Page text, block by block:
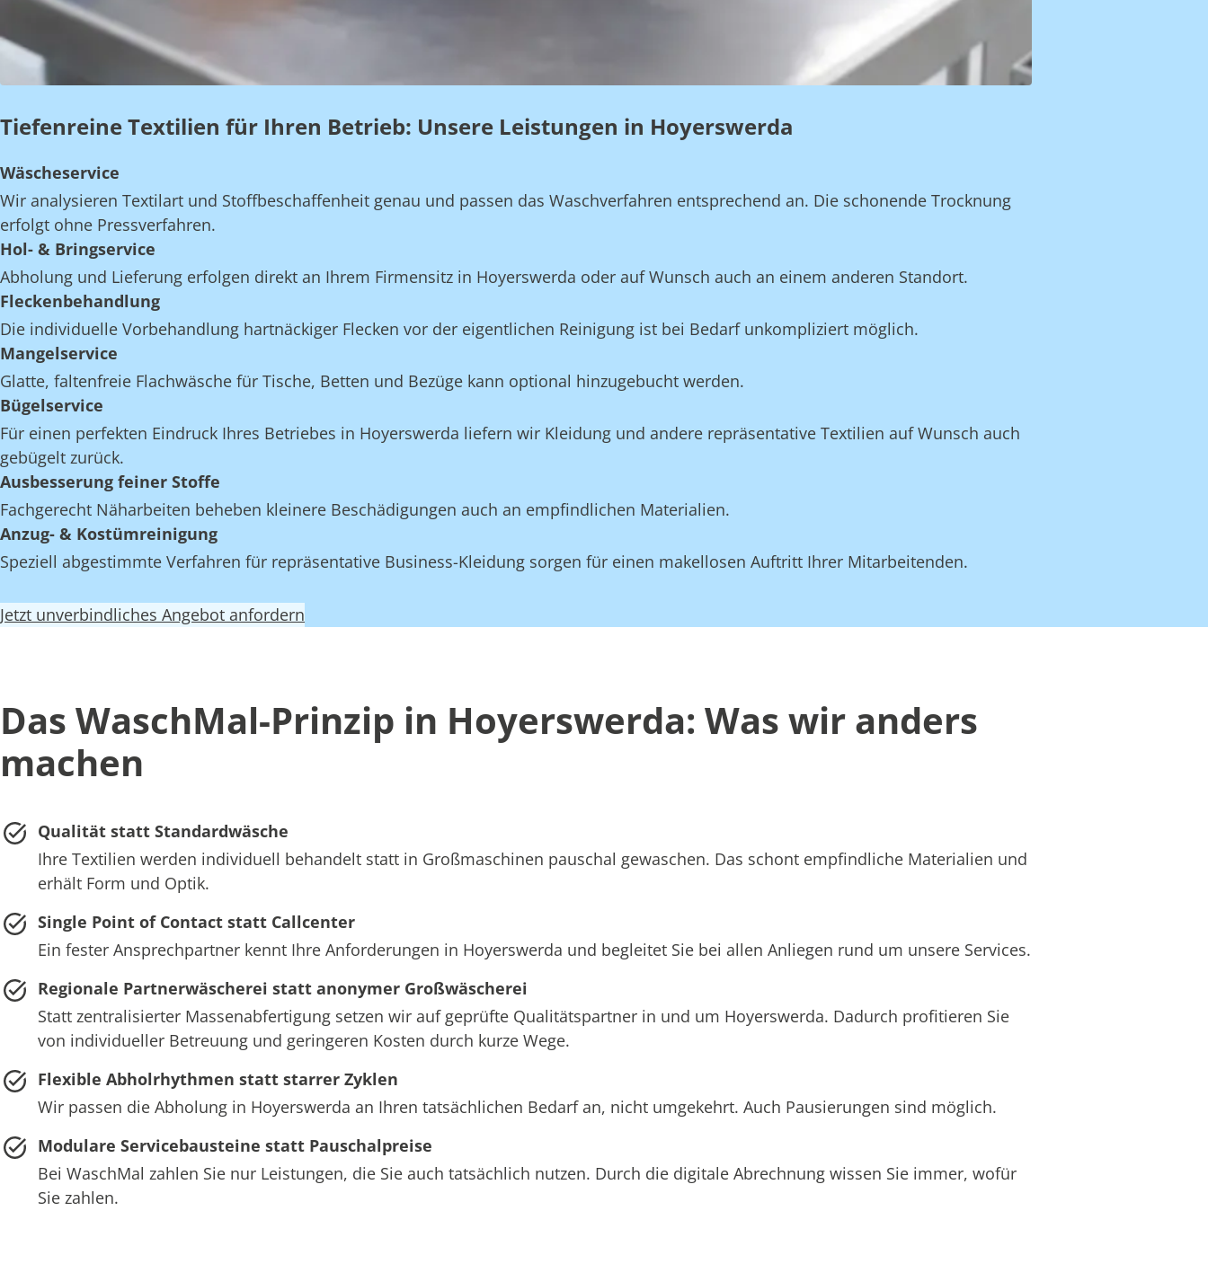
Tiefenreine Textilien für Ihren Betrieb: Unsere Leistungen in Hoyerswerda
Wäscheservice
Wir analysieren Textilart und Stoffbeschaffenheit genau und passen das Waschverfahren entsprechend an. Die schonende Trocknung
erfolgt ohne Pressverfahren.
Hol- & Bringservice
Abholung und Lieferung erfolgen direkt an Ihrem Firmensitz in Hoyerswerda oder auf Wunsch auch an einem anderen Standort.
Fleckenbehandlung
Die individuelle Vorbehandlung hartnäckiger Flecken vor der eigentlichen Reinigung ist bei Bedarf unkompliziert möglich.
Mangelservice
Glatte, faltenfreie Flachwäsche für Tische, Betten und Bezüge kann optional hinzugebucht werden.
Bügelservice
Für einen perfekten Eindruck Ihres Betriebes in Hoyerswerda liefern wir Kleidung und andere repräsentative Textilien auf Wunsch auch
gebügelt zurück.
Ausbesserung feiner Stoffe
Fachgerecht Näharbeiten beheben kleinere Beschädigungen auch an empfindlichen Materialien.
Anzug- & Kostümreinigung
Speziell abgestimmte Verfahren für repräsentative Business-Kleidung sorgen für einen makellosen Auftritt Ihrer Mitarbeitenden.
Jetzt unverbindliches Angebot anfordern
Das WaschMal-Prinzip in Hoyerswerda: Was wir anders
machen
Qualität statt Standardwäsche
Ihre Textilien werden individuell behandelt statt in Großmaschinen pauschal gewaschen. Das schont empfindliche Materialien und
erhält Form und Optik.
Single Point of Contact statt Callcenter
Ein fester Ansprechpartner kennt Ihre Anforderungen in Hoyerswerda und begleitet Sie bei allen Anliegen rund um unsere Services.
Regionale Partnerwäscherei statt anonymer Großwäscherei
Statt zentralisierter Massenabfertigung setzen wir auf geprüfte Qualitätspartner in und um Hoyerswerda. Dadurch profitieren Sie
von individueller Betreuung und geringeren Kosten durch kurze Wege.
Flexible Abholrhythmen statt starrer Zyklen
Wir passen die Abholung in Hoyerswerda an Ihren tatsächlichen Bedarf an, nicht umgekehrt. Auch Pausierungen sind möglich.
Modulare Servicebausteine statt Pauschalpreise
Bei WaschMal zahlen Sie nur Leistungen, die Sie auch tatsächlich nutzen. Durch die digitale Abrechnung wissen Sie immer, wofür
Sie zahlen.